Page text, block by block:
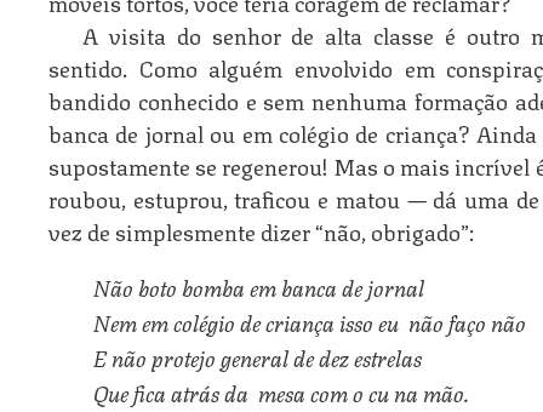
A visita do senhor de alta classe é outro
sentido. Como alguém envolvido em
bandido conhecido e sem nenhuma formação
banca de jornal ou em colégio de criança?
supostamente se regenerou! Mas o mais incrível
roubou, estuprou, traficou e matou — dá uma
vez de simplesmente dizer “não, obrigado”:
Não boto bomba em banca de jornal
Nem em colégio de criança isso eu  não faço não
E não protejo general de dez estrelas
Que fica atrás da  mesa com o cu na mão.